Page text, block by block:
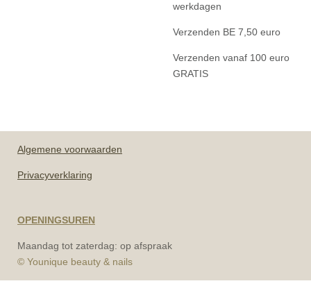
werkdagen
Verzenden BE 7,50 euro
Verzenden vanaf 100 euro
GRATIS
Algemene voorwaarden
Privacyverklaring
OPENINGSUREN
Maandag tot zaterdag: op afspraak
© Younique beauty & nails